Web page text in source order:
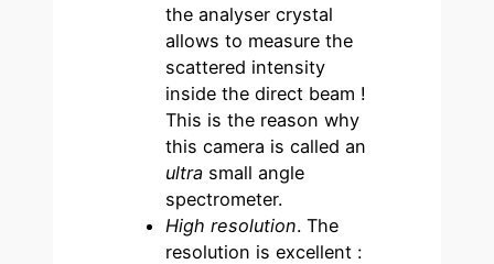
the analyser crystal
allows to measure the
scattered intensity
inside the direct beam !
This is the reason why
this camera is called an
ultra small angle
spectrometer.
High resolution. The
resolution is excellent :